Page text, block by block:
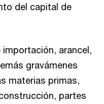
del capital de
arancel,
gravámenes
materias primas,
partes